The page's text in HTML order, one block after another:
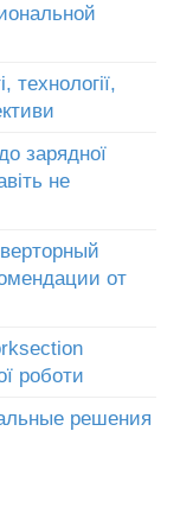
технології,
зарядної
не
от
роботи
решения